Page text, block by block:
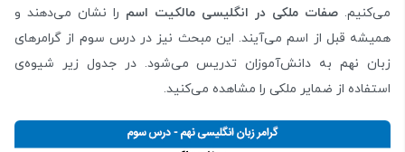
می‌کنیم. صفات ملکی در انگلیسی مالکیت اسم را نشان می‌دهند و
همیشه قبل از اسم می‌آیند. این مبحث نیز در درس سوم از گرامرهای
زبان نهم به دانش‌آموزان تدریس می‌شود. در جدول زیر شیوه‌ی
استفاده از ضمایر ملکی را مشاهده می‌کنید.